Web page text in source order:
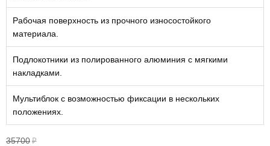
Рабочая поверхность из прочного износостойкого
материала.
Подлокотники из полированного алюминия с мягкими
накладками.
Мультиблок с возможностью фиксации в нескольких
положениях.
35700 ₽